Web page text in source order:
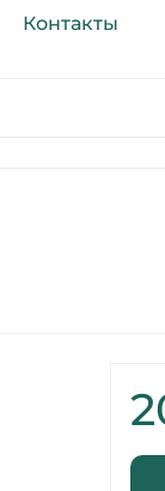
Контакты